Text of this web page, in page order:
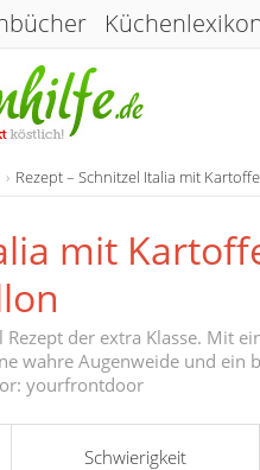
Rezept – Schnitzel Italia mit
mit
Rezept der extra Klasse. Mit
wahre Augenweide und ein
yourfrontdoor
Schwierigkeit